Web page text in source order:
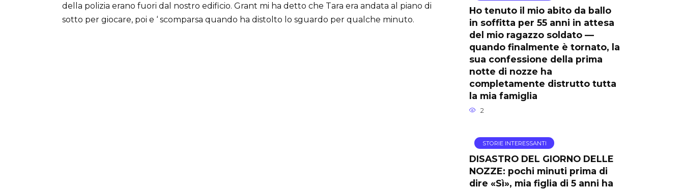
della polizia erano fuori dal nostro edificio. Grant mi ha detto che Tara era andata al piano di
sotto per giocare, poi e ‘ scomparsa quando ha distolto lo sguardo per qualche minuto.
Ho tenuto il mio abito da ballo
in soffitta per 55 anni in attesa
del mio ragazzo soldato —
quando finalmente è tornato, la
sua confessione della prima
notte di nozze ha
completamente distrutto tutta
la mia famiglia
2
STORIE INTERESSANTI
DISASTRO DEL GIORNO DELLE
NOZZE: pochi minuti prima di
dire «Sì», mia figlia di 5 anni ha